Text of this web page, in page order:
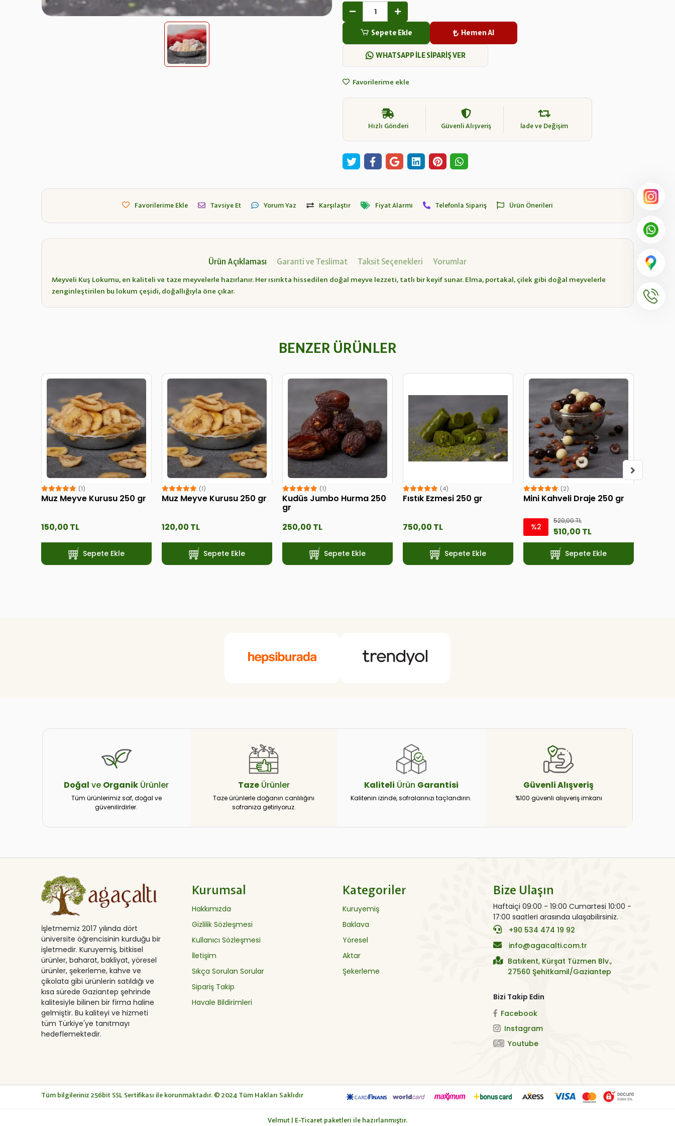
Sepete Ekle Hemen Al
WHATSAPP İLE SİPARİŞ VER
Favorilerime ekle
Hızlı Gönderi Güvenli Alışveriş İade ve Değişim
Favorilerime Ekle Tavsiye Et Yorum Yaz Karşılaştır Fiyat Alarmı Telefonla Sipariş Ürün Önerileri
Ürün Açıklaması Garanti ve Teslimat Taksit Seçenekleri Yorumlar
Meyveli Kuş Lokumu, en kaliteli ve taze meyvelerle hazırlanır. Her ısırıkta hissedilen doğal meyve lezzeti, tatlı bir keyif sunar. Elma, portakal, çilek gibi doğal meyvelerle
zenginleştirilen bu lokum çeşidi, doğallığıyla öne çıkar.
BENZER ÜRÜNLER
(1)
Muz Meyve Kurusu 250 gr
150,00 TL
Sepete Ekle
(1)
Muz Meyve Kurusu 250 gr
120,00 TL
Sepete Ekle
(1)
Kudüs Jumbo Hurma 250
gr
250,00 TL
Sepete Ekle
(4)
Fıstık Ezmesi 250 gr
750,00 TL
Sepete Ekle
(2)
Mini Kahveli Draje 250 gr
%2
520,00 TL
510,00 TL
Sepete Ekle
Doğal ve Organik Ürünler
Tüm ürünlerimiz saf, doğal ve
güvenilirdirler.
TazeÜrünler
Taze ürünlerle doğanın canlılığını
sofranıza getiriyoruz.
Kaliteli Ürün Garantisi
Kalitenin izinde, sofralarınızı taçlandırın.
GüvenliAlışveriş
%100 güvenli alışveriş imkanı
İşletmemiz 2017 yılında dört
üniversite öğrencisinin kurduğu bir
işletmedir. Kuruyemiş, bitkisel
ürünler, baharat, bakliyat, yöresel
ürünler, şekerleme, kahve ve
çikolata gibi ürünlerin satıldığı ve
kısa sürede Gaziantep şehrinde
kalitesiyle bilinen bir firma haline
gelmiştir. Bu kaliteyi ve hizmeti
tüm Türkiye'ye tanıtmayı
hedeflemektedir.
Kurumsal
Hakkımızda
Gizlilik Sözleşmesi
Kullanıcı Sözleşmesi
İletişim
Sıkça Sorulan Sorular
Sipariş Takip
Havale Bildirimleri
Kategoriler
Kuruyemiş
Baklava
Yöresel
Aktar
Şekerleme
Bize Ulaşın
Haftaiçi 09:00 - 19:00 Cumartesi 10:00 -
17:00 saatleri arasında ulaşabilirsiniz.
+90 534 474 19 92
info@agacalti.com.tr
Batıkent, Kürşat Tüzmen Blv.,
27560 Şehitkamil/Gaziantep
Bizi Takip Edin
Facebook
Instagram
Youtube
Tüm bilgileriniz 256bit SSL Sertifikası ile korunmaktadır. © 2024 Tüm Hakları Saklıdır
Velmut | E-Ticaret paketleri ile hazırlanmıştır.